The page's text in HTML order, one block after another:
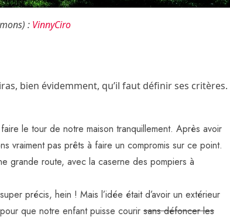
: VinnyCiro
bien évidemment, qu’il faut définir ses critères.
le tour de notre maison tranquillement. Après avoir
vraiment pas prêts à faire un compromis sur ce point.
grande route, avec la caserne des pompiers à
précis, hein ! Mais l’idée était d’avoir un extérieur
que notre enfant puisse courir sans défoncer les